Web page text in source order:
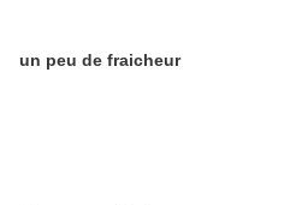
un peu de fraicheur